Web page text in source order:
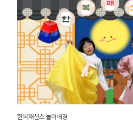
한복패션쇼 놀이배경